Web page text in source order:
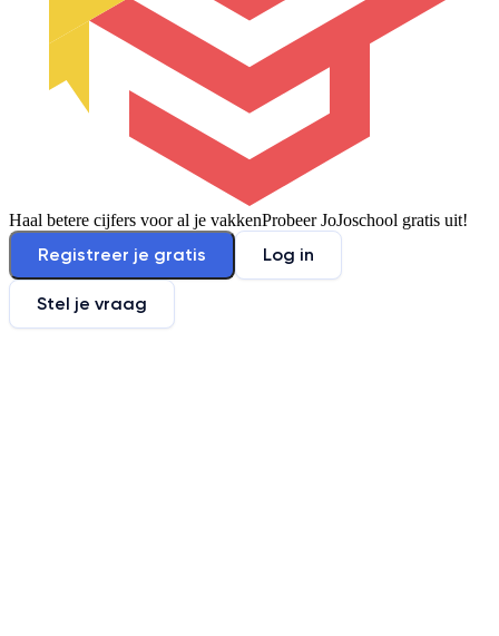
Haal betere cijfers voor al je vakkenProbeer JoJoschool gratis uit!
Registreer je gratis Log in
Stel je vraag